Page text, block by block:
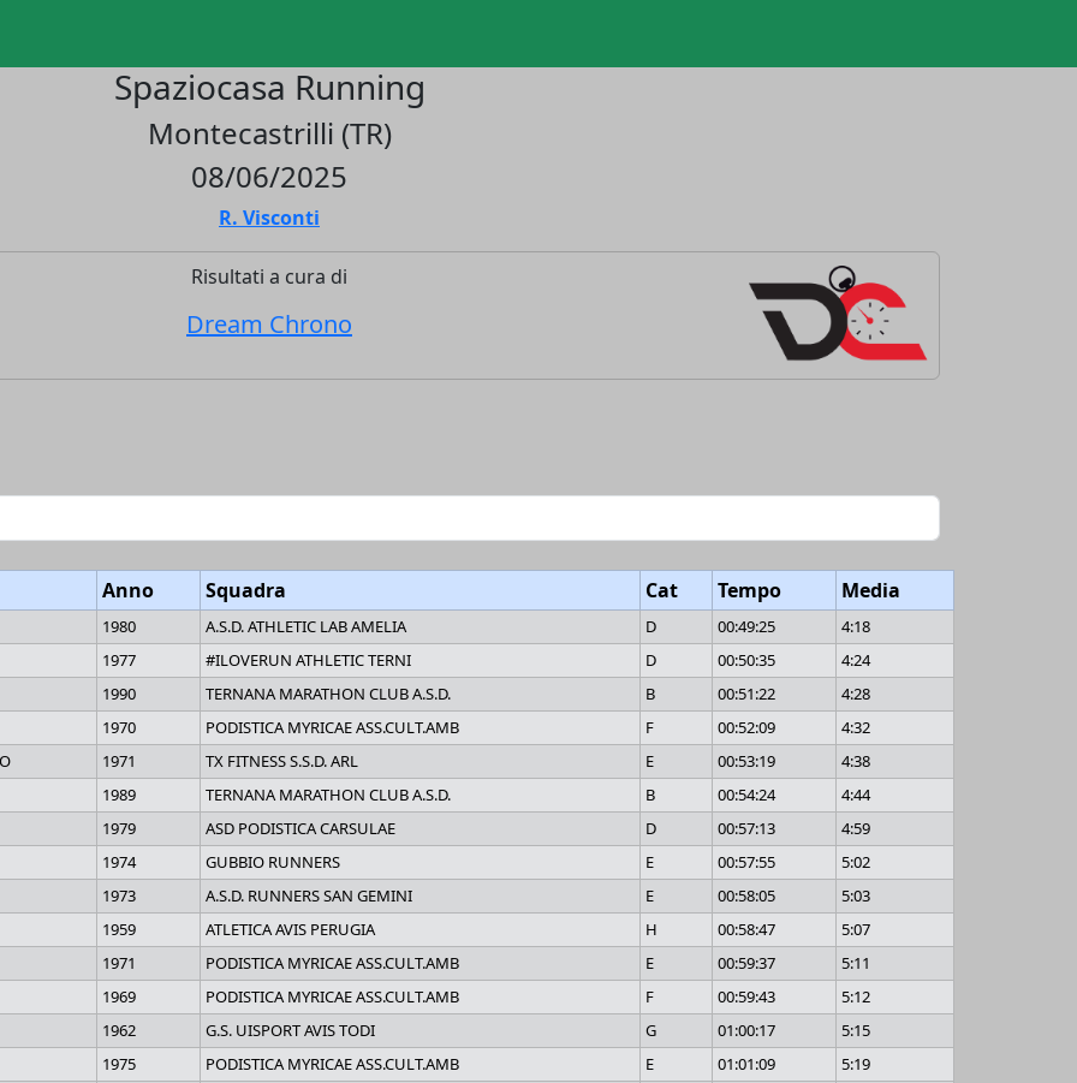
Spaziocasa Running
Montecastrilli (TR)
08/06/2025
R. Visconti
Risultati a cura di
Dream Chrono
Anno Squadra Cat Tempo Media
1980 A.S.D. ATHLETIC LAB AMELIA D 00:49:25
4:18
1977
#ILOVERUN ATHLETIC TERNI D 00:50:35
4:24
1990
TERNANA MARATHON CLUB A.S.D. B 00:51:22
4:28
1970
PODISTICA MYRICAE ASS.CULT.AMB F 00:52:09
4:32
1971 TX FITNESS S.S.D. ARL E 00:53:19
4:38
1989
TERNANA MARATHON CLUB A.S.D. B 00:54:24
4:44
1979
ASD PODISTICA CARSULAE D 00:57:13
4:59
1974
GUBBIO RUNNERS E 00:57:55
5:02
1973
A.S.D. RUNNERS SAN GEMINI E 00:58:05
5:03
1959
ATLETICA AVIS PERUGIA H 00:58:47
5:07
1971
PODISTICA MYRICAE ASS.CULT.AMB E 00:59:37
5:11
1969
PODISTICA MYRICAE ASS.CULT.AMB F 00:59:43
5:12
1962
G.S. UISPORT AVIS TODI G 01:00:17
5:15
1975
PODISTICA MYRICAE ASS.CULT.AMB E 01:01:09
5:19